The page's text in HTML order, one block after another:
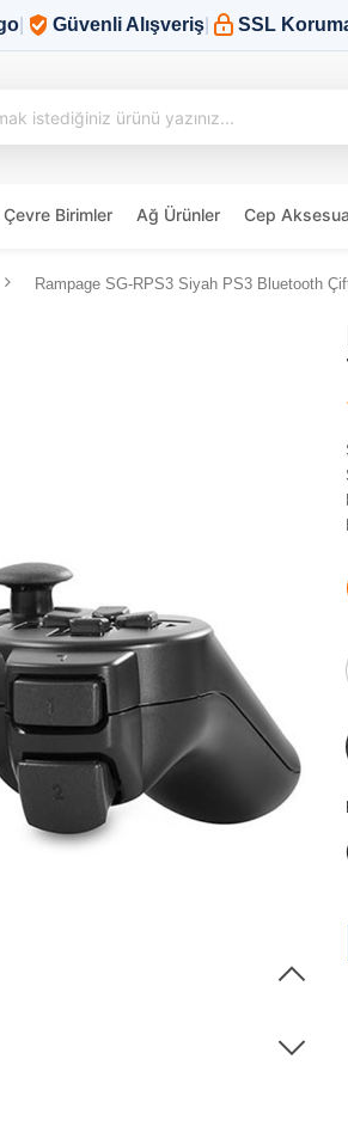
Güvenli Alışveriş SSL
Çevre Birimler Ağ Ürünler Cep
Rampage SG-RPS3 Siyah PS3 Bluetooth